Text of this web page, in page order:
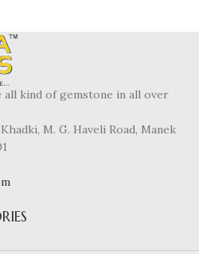
all kind of gemstone in all over
M. G. Haveli Road, Manek